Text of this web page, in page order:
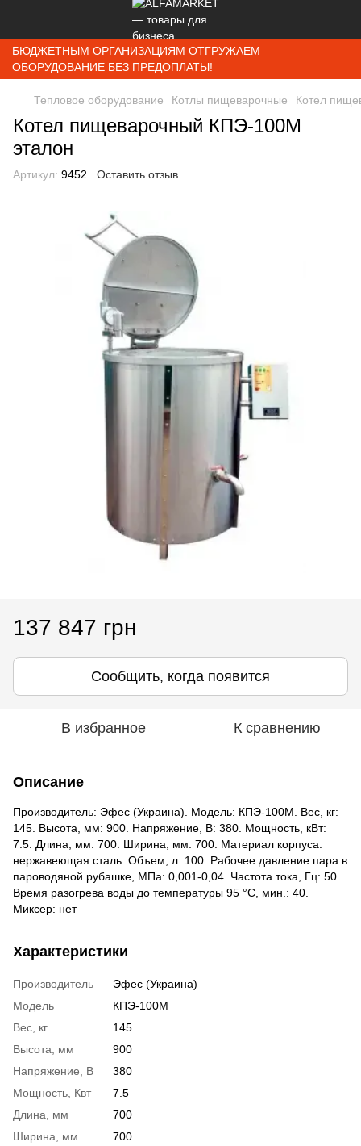
БЮДЖЕТНЫМ ОРГАНИЗАЦИЯМ ОТГРУЖАЕМ
ОБОРУДОВАНИЕ БЕЗ ПРЕДОПЛАТЫ!
Тепловое оборудование Котлы пищеварочные Котел
Котел пищеварочный КПЭ-100М
эталон
Артикул: 9452 Оставить отзыв
137 847 грн
Сообщить, когда появится
В избранное К сравнению
Описание
Производитель: Эфес (Украина). Модель: КПЭ-100М. Вес, кг:
145. Высота, мм: 900. Напряжение, В: 380. Мощность, кВт:
7.5. Длина, мм: 700. Ширина, мм: 700. Материал корпуса:
нержавеющая сталь. Объем, л: 100. Рабочее давление пара в
пароводяной рубашке, МПа: 0,001-0,04. Частота тока, Гц: 50.
Время разогрева воды до температуры 95 °С, мин.: 40.
Миксер: нет
Характеристики
Производитель
Эфес (Украина)
Модель
КПЭ-100М
Вес, кг
145
Высота, мм
900
Напряжение, В
380
Мощность, Квт
7.5
Длина, мм
700
Ширина, мм
700